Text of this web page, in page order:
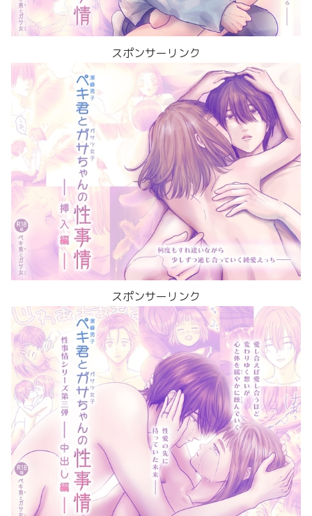
スポンサーリンク
スポンサーリンク